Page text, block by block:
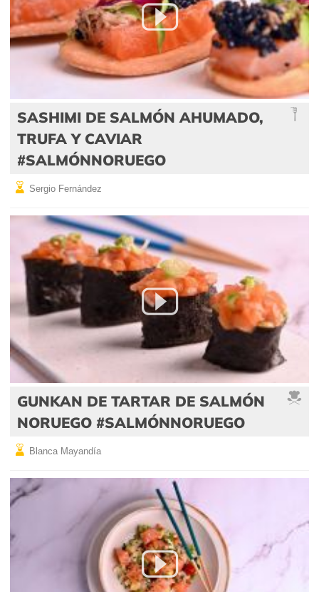
SASHIMI DE SALMÓN AHUMADO,
TRUFA Y CAVIAR
#SALMÓNNORUEGO
Sergio Fernández
GUNKAN DE TARTAR DE SALMÓN
NORUEGO #SALMÓNNORUEGO
Blanca Mayandía